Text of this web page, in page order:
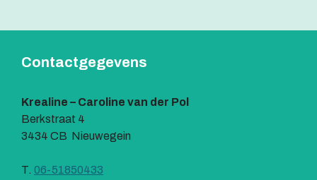
Contactgegevens
Krealine – Caroline van der Pol
Berkstraat 4
3434 CB Nieuwegein
T. 06-51850433